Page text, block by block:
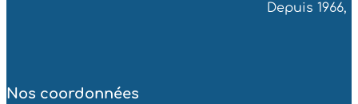
Depuis
Nos coordonnées